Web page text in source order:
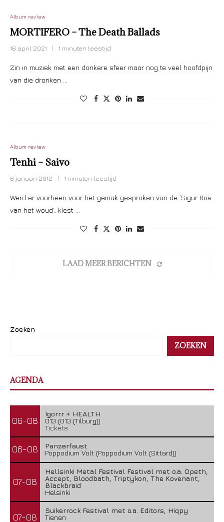
Album review
MORTIFERO – The Death Ballads
16 april 2021 1 minuten leestijd
Zin in muziek met een donkere sfeer maar nog te veel hoofdpijn
van die dronken …
Album review
Tenhi – Saivo
6 januari 2012 1 minuten leestijd
Werd er voorheen voor het gemak gesproken van de ‘Sigur Ros
van het woud’, kiest …
LAAD MEER BERICHTEN
Zoeken
ZOEKEN
AGENDA
06-08
Igorrr + HEALTH
013 (013 (Tilburg))
Tickets
06-08
Panzerfaust
Poppodium Volt (Poppodium Volt (Sittard))
07-08
Hellsinki Metal Festival Festival met o.a. Opeth,
Accept, Bloodbath, Triptykon, The Kovenant,
Blackbraid
Helsinki
07-08
Suikerrock Festival met o.a. Editors, Hiqpy
Tienen